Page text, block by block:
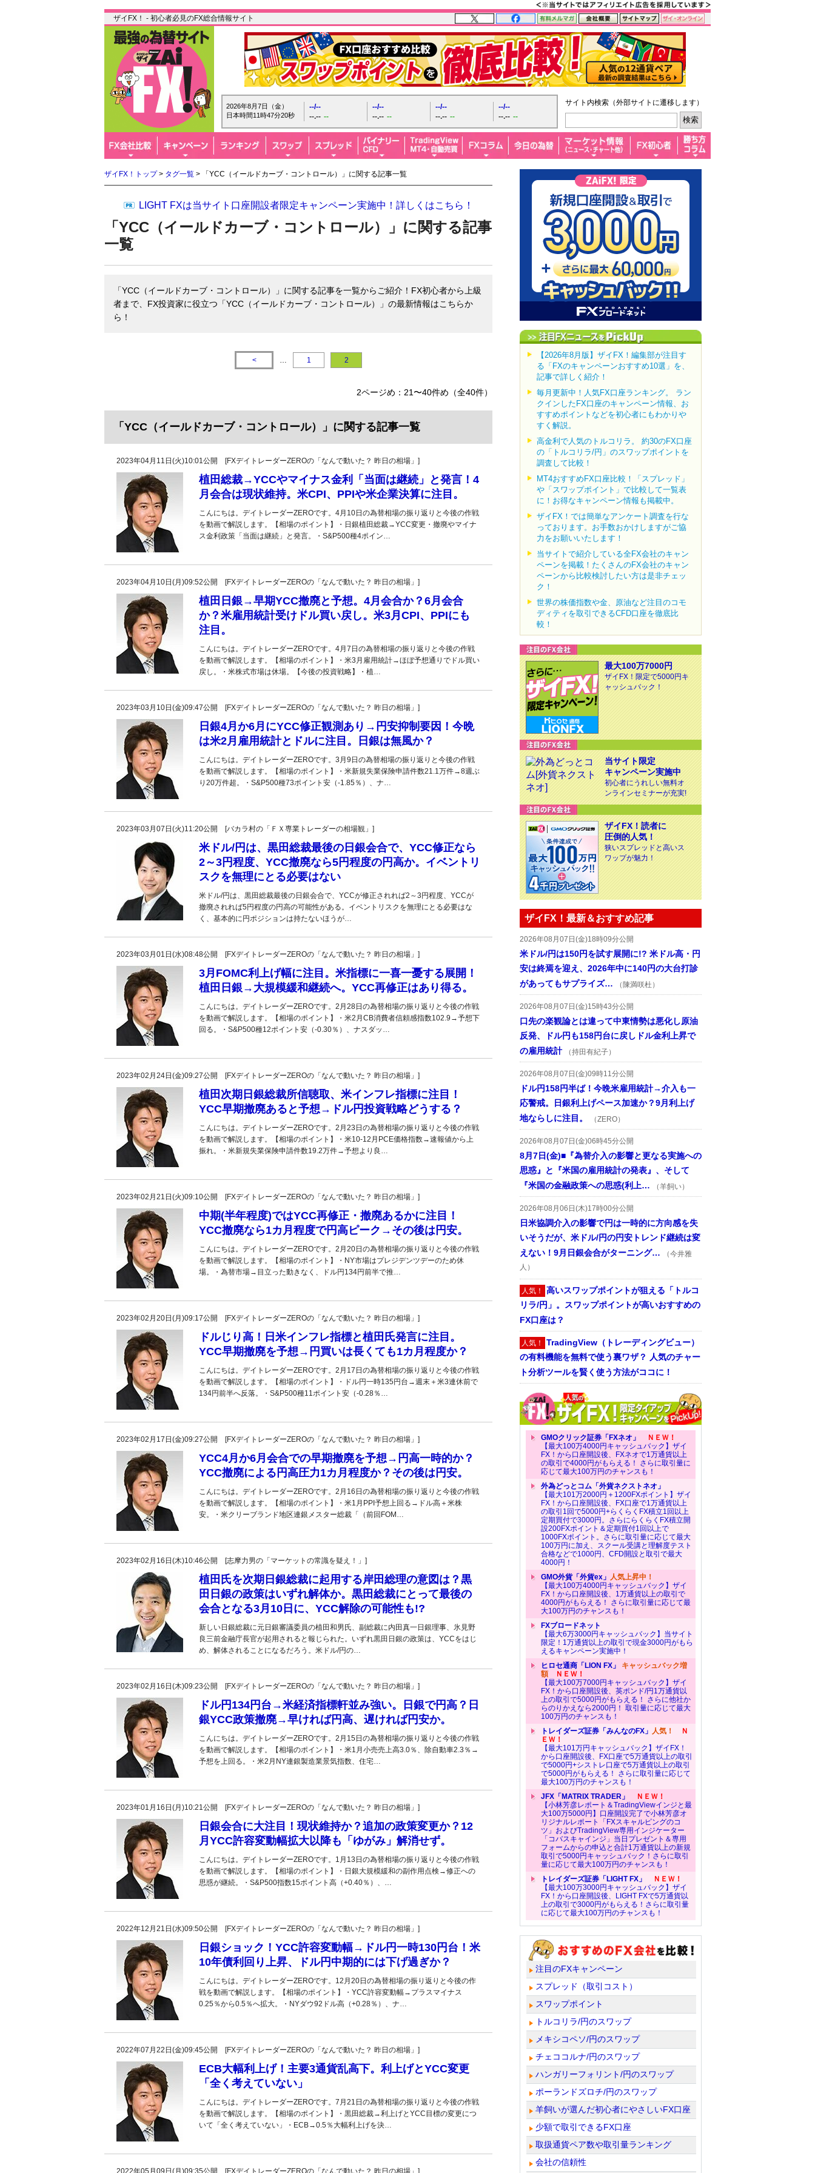
ザイFX！ - 初心者必見のFX総合情報サイト
2026年8月7日（金）
日本時間11時47分22秒
--/--
--.-- --
--/--
--.-- --
--/--
--.-- --
--/--
--.-- --
サイト内検索（外部サイトに遷移します）
ザイFX！トップ> タグ一覧 > 「YCC（イールドカーブ・コントロール）」に関する記事一覧
LIGHT FXは当サイト口座開設者限定キャンペーン実施中！詳しくはこちら！
「YCC（イールドカーブ・コントロール）」に関する記事
一覧
「YCC（イールドカーブ・コントロール）」に関する記事を一覧からご紹介！FX初心者から上級
者まで、FX投資家に役立つ「YCC（イールドカーブ・コントロール）」の最新情報はこちらか
ら！
< … 1 2
2ページめ：21〜40件め（全40件）
「YCC（イールドカーブ・コントロール）」に関する記事一覧
2023年04月11日(火)10:01公開 [FXデイトレーダーZEROの「なんで動いた？ 昨日の相場」]
植田総裁→YCCやマイナス金利「当面は継続」と発言！4
月会合は現状維持。米CPI、PPIや米企業決算に注目。
こんにちは。デイトレーダーZEROです。4月10日の為替相場の振り返りと今後の作戦
を動画で解説します。【相場のポイント】・日銀植田総裁→YCC変更・撤廃やマイナ
ス金利政策「当面は継続」と発言。・S&P500種4ポイン…
2023年04月10日(月)09:52公開 [FXデイトレーダーZEROの「なんで動いた？ 昨日の相場」]
植田日銀→早期YCC撤廃と予想。4月会合か？6月会合
か？米雇用統計受けドル買い戻し。米3月CPI、PPIにも
注目。
こんにちは。デイトレーダーZEROです。4月7日の為替相場の振り返りと今後の作戦
を動画で解説します。【相場のポイント】・米3月雇用統計→ほぼ予想通りでドル買い
戻し。・米株式市場は休場。【今後の投資戦略】・植…
2023年03月10日(金)09:47公開 [FXデイトレーダーZEROの「なんで動いた？ 昨日の相場」]
日銀4月か6月にYCC修正観測あり→円安抑制要因！今晩
は米2月雇用統計とドルに注目。日銀は無風か？
こんにちは。デイトレーダーZEROです。3月9日の為替相場の振り返りと今後の作戦
を動画で解説します。【相場のポイント】・米新規失業保険申請件数21.1万件→8週ぶ
り20万件超。・S&P500種73ポイント安（-1.85％）、ナ…
2023年03月07日(火)11:20公開 [バカラ村の「ＦＸ専業トレーダーの相場観」]
米ドル/円は、黒田総裁最後の日銀会合で、YCC修正なら
2～3円程度、YCC撤廃なら5円程度の円高か。イベントリ
スクを無理にとる必要はない
米ドル/円は、黒田総裁最後の日銀会合で、YCCが修正されれば2～3円程度、YCCが
撤廃されれば5円程度の円高の可能性がある。イベントリスクを無理にとる必要はな
く、基本的に円ポジションは持たないほうが…
2023年03月01日(水)08:48公開 [FXデイトレーダーZEROの「なんで動いた？ 昨日の相場」]
3月FOMC利上げ幅に注目。米指標に一喜一憂する展開！
植田日銀→大規模緩和継続へ。YCC再修正はあり得る。
こんにちは。デイトレーダーZEROです。2月28日の為替相場の振り返りと今後の作戦
を動画で解説します。【相場のポイント】・米2月CB消費者信頼感指数102.9→予想下
回る。・S&P500種12ポイント安（-0.30％）、ナスダッ…
2023年02月24日(金)09:27公開 [FXデイトレーダーZEROの「なんで動いた？ 昨日の相場」]
植田次期日銀総裁所信聴取、米インフレ指標に注目！
YCC早期撤廃あると予想→ドル円投資戦略どうする？
こんにちは。デイトレーダーZEROです。2月23日の為替相場の振り返りと今後の作戦
を動画で解説します。【相場のポイント】・米10-12月PCE価格指数→速報値から上
振れ。・米新規失業保険申請件数19.2万件→予想より良…
2023年02月21日(火)09:10公開 [FXデイトレーダーZEROの「なんで動いた？ 昨日の相場」]
中期(半年程度)ではYCC再修正・撤廃あるかに注目！
YCC撤廃なら1カ月程度で円高ピーク→その後は円安。
こんにちは。デイトレーダーZEROです。2月20日の為替相場の振り返りと今後の作戦
を動画で解説します。【相場のポイント】・NY市場はプレジデンツデーのため休
場。・為替市場→目立った動きなく、ドル円134円前半で推…
2023年02月20日(月)09:17公開 [FXデイトレーダーZEROの「なんで動いた？ 昨日の相場」]
ドルじり高！日米インフレ指標と植田氏発言に注目。
YCC早期撤廃を予想→円買いは長くても1カ月程度か？
こんにちは。デイトレーダーZEROです。2月17日の為替相場の振り返りと今後の作戦
を動画で解説します。【相場のポイント】・ドル円一時135円台→週末＋米3連休前で
134円前半へ反落。・S&P500種11ポイント安（-0.28％…
2023年02月17日(金)09:27公開 [FXデイトレーダーZEROの「なんで動いた？ 昨日の相場」]
YCC4月か6月会合での早期撤廃を予想→円高一時的か？
YCC撤廃による円高圧力1カ月程度か？その後は円安。
こんにちは。デイトレーダーZEROです。2月16日の為替相場の振り返りと今後の作戦
を動画で解説します。【相場のポイント】・米1月PPI予想上回る→ドル高＋米株
安。・米クリーブランド地区連銀メスター総裁「（前回FOM…
2023年02月16日(木)10:46公開 [志摩力男の「マーケットの常識を疑え！」]
植田氏を次期日銀総裁に起用する岸田総理の意図は？黒
田日銀の政策はいずれ解体か。黒田総裁にとって最後の
会合となる3月10日に、YCC解除の可能性も!?
新しい日銀総裁に元日銀審議委員の植田和男氏、副総裁に内田真一日銀理事、氷見野
良三前金融庁長官が起用されると報じられた。いずれ黒田日銀の政策は、YCCをはじ
め、解体されることになるだろう。米ドル/円の…
2023年02月16日(木)09:23公開 [FXデイトレーダーZEROの「なんで動いた？ 昨日の相場」]
ドル円134円台→米経済指標軒並み強い。日銀で円高？日
銀YCC政策撤廃→早ければ円高、遅ければ円安か。
こんにちは。デイトレーダーZEROです。2月15日の為替相場の振り返りと今後の作戦
を動画で解説します。【相場のポイント】・米1月小売売上高3.0％、除自動車2.3％→
予想を上回る。・米2月NY連銀製造業景気指数、住宅…
2023年01月16日(月)10:21公開 [FXデイトレーダーZEROの「なんで動いた？ 昨日の相場」]
日銀会合に大注目！現状維持か？追加の政策変更か？12
月YCC許容変動幅拡大以降も「ゆがみ」解消せず。
こんにちは。デイトレーダーZEROです。1月13日の為替相場の振り返りと今後の作戦
を動画で解説します。【相場のポイント】・日銀大規模緩和の副作用点検→修正への
思惑が継続。・S&P500指数15ポイント高（+0.40％）、…
2022年12月21日(水)09:50公開 [FXデイトレーダーZEROの「なんで動いた？ 昨日の相場」]
日銀ショック！YCC許容変動幅→ドル円一時130円台！米
10年債利回り上昇、ドル円中期的には下げ過ぎか？
こんにちは。デイトレーダーZEROです。12月20日の為替相場の振り返りと今後の作
戦を動画で解説します。【相場のポイント】・YCC許容変動幅→プラスマイナス
0.25％から0.5％へ拡大。・NYダウ92ドル高（+0.28％）、ナ…
2022年07月22日(金)09:45公開 [FXデイトレーダーZEROの「なんで動いた？ 昨日の相場」]
ECB大幅利上げ！主要3通貨乱高下。利上げとYCC変更
「全く考えていない」
こんにちは。デイトレーダーZEROです。7月21日の為替相場の振り返りと今後の作戦
を動画で解説します。【相場のポイント】・黒田総裁→利上げとYCC目標の変更につ
いて「全く考えていない」・ECB→0.5％大幅利上げを決…
2022年05月09日(月)09:35公開 [FXデイトレーダーZEROの「なんで動いた？ 昨日の相場」]
【2026年8月版】ザイFX！編集部が注目す
る「FXのキャンペーンおすすめ10選」を、
記事で詳しく紹介！
毎月更新中！人気FX口座ランキング。 ラン
クインしたFX口座のキャンペーン情報、お
すすめポイントなどを初心者にもわかりや
すく解説。
高金利で人気のトルコリラ。 約30のFX口座
の「トルコリラ/円」のスワップポイントを
調査して比較！
MT4おすすめFX口座比較！「スプレッド」
や「スワップポイント」で比較して一覧表
に！お得なキャンペーン情報も掲載中。
ザイFX！では簡単なアンケート調査を行な
っております。お手数おかけしますがご協
力をお願いいたします！
当サイトで紹介している全FX会社のキャン
ペーンを掲載！たくさんのFX会社のキャン
ペーンから比較検討したい方は是非チェッ
ク！
世界の株価指数や金、原油など注目のコモ
ディティを取引できるCFD口座を徹底比
較！
最大100万7000円
ザイFX！限定で5000円キ
ャッシュバック！
当サイト限定
キャンペーン実施中
初心者にうれしい無料オ
ンラインセミナーが充実!
ザイFX！読者に
圧倒的人気！
狭いスプレッドと高いス
ワップが魅力！
ザイFX！最新＆おすすめ記事
2026年08月07日(金)18時09分公開
米ドル/円は150円を試す展開に!? 米ドル高・円
安は終焉を迎え、2026年中に140円の大台打診
があってもサプライズ…
（陳満咲杜）
2026年08月07日(金)15時43分公開
口先の楽観論とは違って中東情勢は悪化し原油
反発、ドル円も158円台に戻しドル金利上昇で
の雇用統計
（持田有紀子）
2026年08月07日(金)09時11分公開
ドル円158円半ば！今晩米雇用統計→介入も一
応警戒。日銀利上げペース加速か？9月利上げ
地ならしに注目。
（ZERO）
2026年08月07日(金)06時45分公開
8月7日(金)■『為替介入の影響と更なる実施への
思惑』と『米国の雇用統計の発表』、そして
『米国の金融政策への思惑(利上…
（羊飼い）
2026年08月06日(木)17時00分公開
日米協調介入の影響で円は一時的に方向感を失
いそうだが、米ドル/円の円安トレンド継続は変
えない！9月日銀会合がターニング…
（今井雅
人）
人気！ 高いスワップポイントが狙える「トルコ
リラ/円」。スワップポイントが高いおすすめの
FX口座は？
人気！ TradingView（トレーディングビュー）
の有料機能を無料で使う裏ワザ？ 人気のチャー
ト分析ツールを賢く使う方法がココに！
GMOクリック証券「FXネオ」
ＮＥＷ！
【最大100万4000円キャッシュバック】ザイ
FX！から口座開設後、FXネオで1万通貨以上
の取引で4000円がもらえる！ さらに取引量に
応じて最大100万円のチャンスも！
外為どっとコム「外貨ネクストネオ」
【最大101万2000円＋1200FXポイント】ザイ
FX！から口座開設後、FX口座で1万通貨以上
の取引1回で5000円+らくらくFX積立1回以上
定期買付で3000円。さらにらくらくFX積立開
設200FXポイント＆定期買付1回以上で
1000FXポイント。さらに取引量に応じて最大
100万円に加え、スクール受講と理解度テスト
合格などで1000円、CFD開設と取引で最大
4000円！
GMO外貨「外貨ex」 人気上昇中！
【最大100万4000円キャッシュバック】ザイ
FX！から口座開設後、1万通貨以上の取引で
4000円がもらえる！ さらに取引量に応じて最
大100万円のチャンスも！
FXブロードネット
【最大6万3000円キャッシュバック】当サイト
限定！1万通貨以上の取引で現金3000円がもら
えるキャンペーン実施中！
ヒロセ通商「LION FX」 キャッシュバック増
額ＮＥＷ！
【最大100万7000円キャッシュバック】ザイ
FX！から口座開設後、英ポンド/円1万通貨以
上の取引で5000円がもらえる！ さらに他社か
らのりかえなら2000円！ 取引量に応じて最大
100万円のチャンスも！
トレイダーズ証券「みんなのFX」 人気！
Ｎ
ＥＷ！
【最大101万円キャッシュバック】ザイFX！
から口座開設後、FX口座で5万通貨以上の取引
で5000円+シストレ口座で5万通貨以上の取引
で5000円がもらえる！ さらに取引量に応じて
最大100万円のチャンスも！
JFX「MATRIX TRADER」
ＮＥＷ！
【小林芳彦レポート＆TradingViewインジと最
大100万5000円】口座開設完了で小林芳彦オ
リジナルレポート「FXスキャルピングのコ
ツ」およびTradingView専用インジケーター
「コバスキャインジ」当日プレゼント＆専用
フォームからの申込と合計1万通貨以上の新規
取引で5000円キャッシュバック！さらに取引
量に応じて最大100万円のチャンスも！
トレイダーズ証券「LIGHT FX」
ＮＥＷ！
【最大100万3000円キャッシュバック】ザイ
FX！から口座開設後、LIGHT FXで5万通貨以
上の取引で3000円がもらえる！さらに取引量
に応じて最大100万円のチャンスも！
注目のFXキャンペーン
スプレッド（取引コスト）
スワップポイント
トルコリラ/円のスワップ
メキシコペソ/円のスワップ
チェココルナ/円のスワップ
ハンガリーフォリント/円のスワップ
ポーランドズロチ/円のスワップ
羊飼いが選んだ初心者にやさしいFX口座
少額で取引できるFX口座
取扱通貨ペア数や取引量ランキング
会社の信頼性